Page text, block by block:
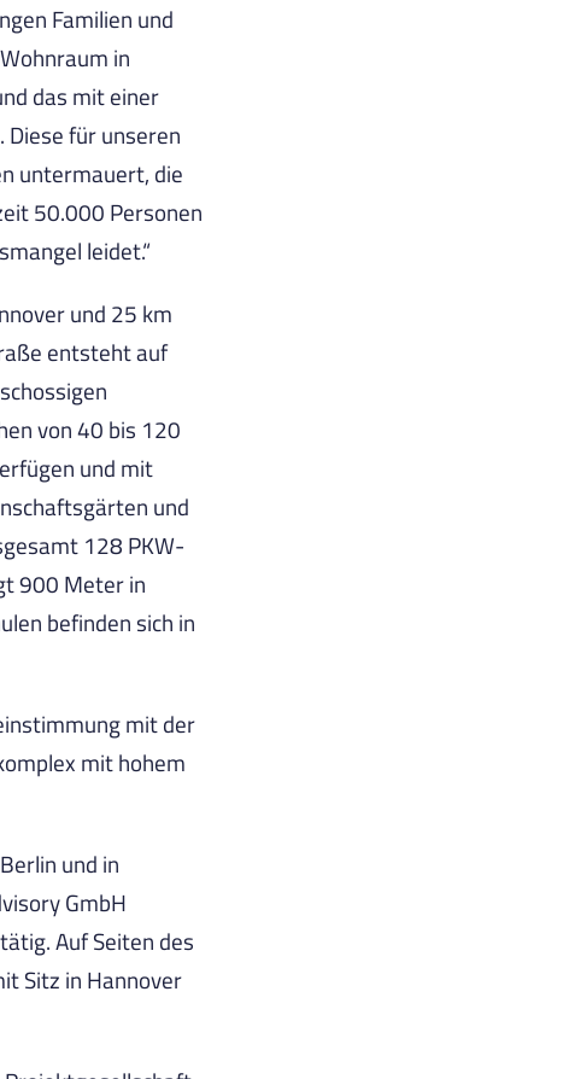
Familien und
in
das mit einer
für unseren
untermauert, die
50.000 Personen
leidet.“
und 25 km
entsteht auf
von 40 bis 120
und mit
und
128 PKW-
900 Meter in
befinden sich in
mit der
mit hohem
und in
GmbH
Auf Seiten des
Sitz in Hannover